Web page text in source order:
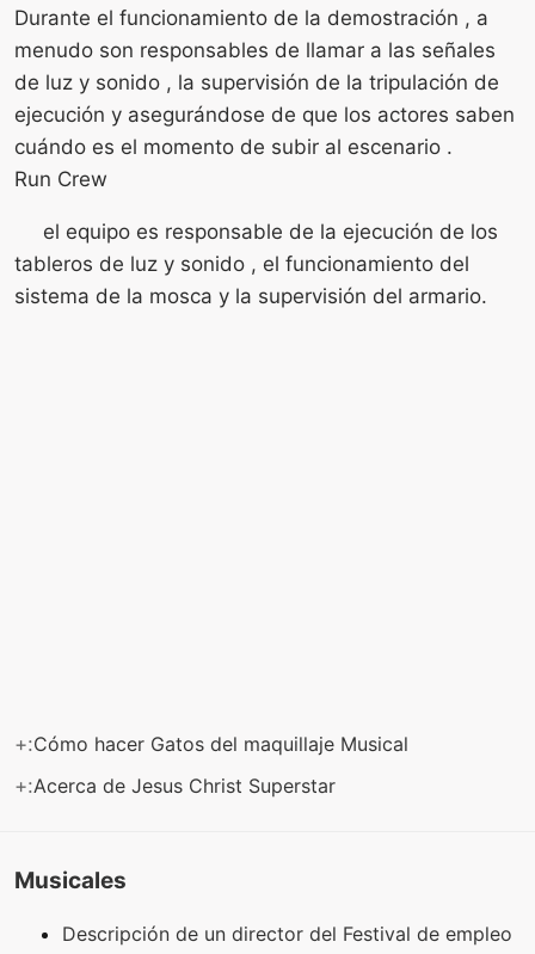
Durante el funcionamiento de la demostración , a
menudo son responsables de llamar a las señales
de luz y sonido , la supervisión de la tripulación de
ejecución y asegurándose de que los actores saben
cuándo es el momento de subir al escenario .
Run Crew
el equipo es responsable de la ejecución de los
tableros de luz y sonido , el funcionamiento del
sistema de la mosca y la supervisión del armario.
+:Cómo hacer Gatos del maquillaje Musical
+:Acerca de Jesus Christ Superstar
Musicales
Descripción de un director del Festival de empleo